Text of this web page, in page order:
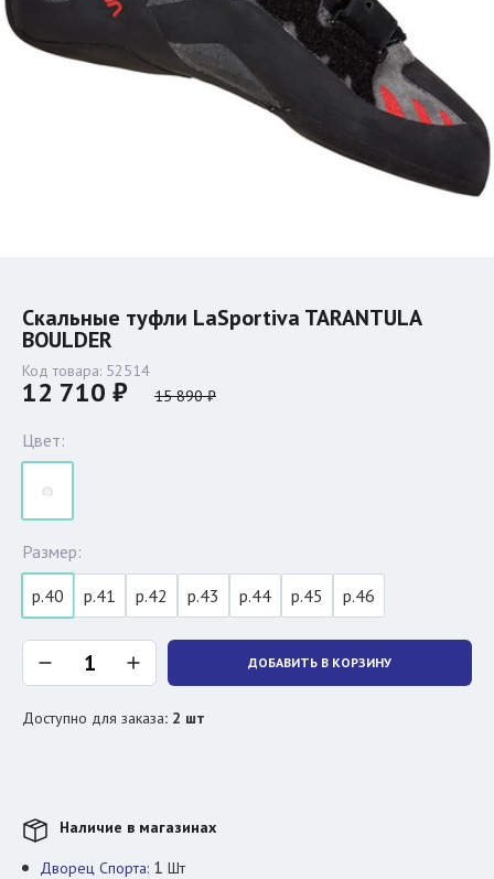
Скальные туфли LaSportiva TARANTULA
BOULDER
Код товара: 52514
12 710 ₽ 15 890 ₽
Цвет:
Размер:
р.40
р.41 р.42 р.43 р.44 р.45 р.46
ДОБАВИТЬ В КОРЗИНУ
Доступно для заказа: 2 шт
Наличие в магазинах
Дворец Спорта: 1 Шт